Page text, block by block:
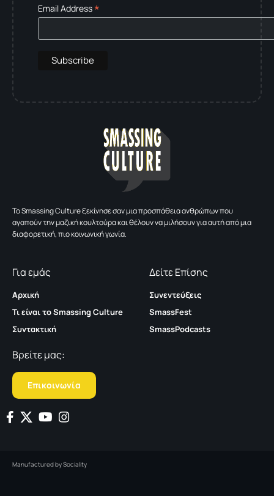
Email Address*
To Smassing Culture ξεκίνησε σαν μια προσπάθεια ανθρώπων που
αγαπούν την μαζική κουλτούρα και θέλουν να μιλήσουν για αυτή από μια
διαφορετική, πιο κοινωνική γωνία.
Για εμάς
Αρχική
Τι είναι το Smassing Culture
Συντακτική
Δείτε Επίσης
Συνεντεύξεις
SmassFest
SmassPodcasts
Βρείτε μας:
Επικοινωνία
Manufactured bySociality